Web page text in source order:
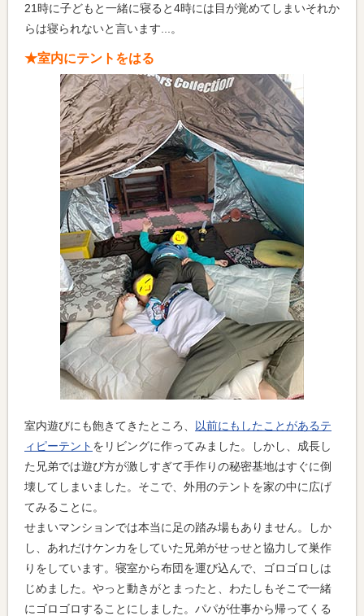
21時に子どもと一緒に寝ると4時には目が覚めてしまいそれか
らは寝られないと言います...。
★室内にテントをはる
室内遊びにも飽きてきたところ、
以前にもしたことがあるテ
ィピーテント をリビングに作ってみました。しかし、成長し
た兄弟では遊び方が激しすぎて手作りの秘密基地はすぐに倒
壊してしまいました。そこで、外用のテントを家の中に広げ
てみることに。
せまいマンションでは本当に足の踏み場もありません。しか
し、あれだけケンカをしていた兄弟がせっせと協力して巣作
りをしています。寝室から布団を運び込んで、ゴロゴロしは
じめました。やっと動きがとまったと、わたしもそこで一緒
にゴロゴロすることにしました。パパが仕事から帰ってくる